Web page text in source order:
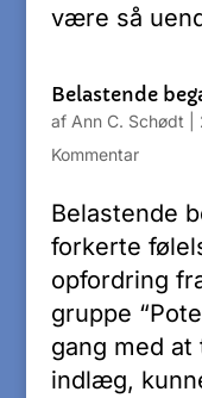
være så
Belastende
af Ann C. Schødt
Kommentar
Belastende
forkerte
opfordring
gruppe
gang med
indlæg,